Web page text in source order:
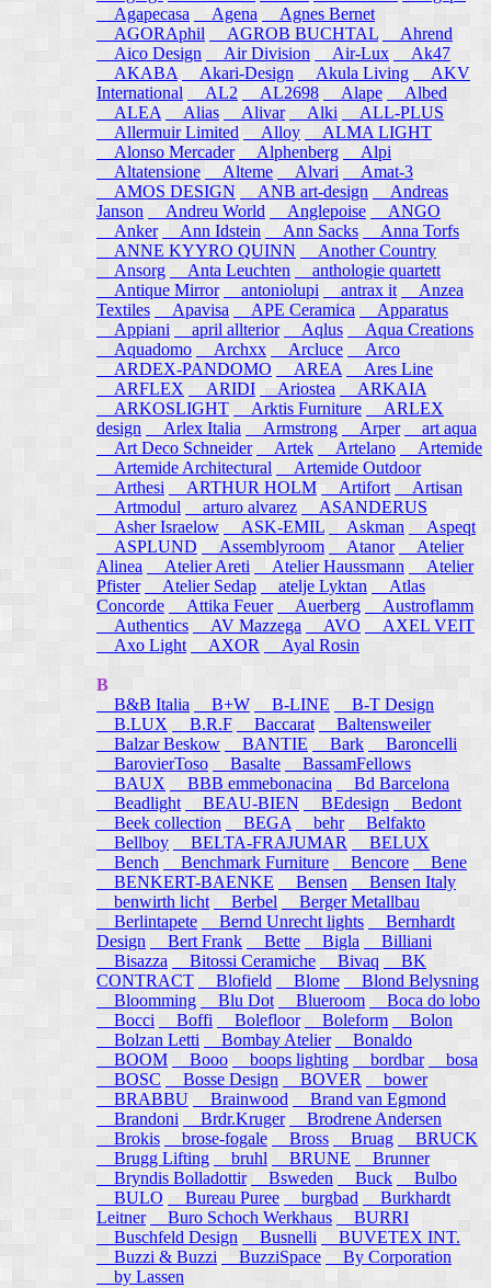
Agapecasa
Agena
Agnes Bernet
AGORAphil
AGROB BUCHTAL
Ahrend
Aico Design
Air Division Air-Lux
Ak47
AKABA
Akari-Design Akula Living
AKV
International
AL2 AL2698 Alape
Albed
ALEA
Alias Alivar Alki
ALL-PLUS
Allermuir Limited
Alloy
ALMA LIGHT
Alonso Mercader
Alphenberg
Alpi
Altatensione
Alteme Alvari
Amat-3
AMOS DESIGN
ANB art-design
Andreas
Janson
Andreu World Anglepoise
ANGO
Anker
Ann Idstein Ann Sacks
Anna Torfs
ANNE KYYRO QUINN
Another Country
Ansorg
Anta Leuchten
anthologie quartett
Antique Mirror
antoniolupi antrax it
Anzea
Textiles
Apavisa APE Ceramica
Apparatus
Appiani
april allterior Aqlus Aqua Creations
Aquadomo
Archxx Arcluce
Arco
ARDEX-PANDOMO
AREA
Ares Line
ARFLEX
ARIDI Ariostea
ARKAIA
ARKOSLIGHT
Arktis Furniture
ARLEX
design
Arlex Italia Armstrong Arper
art aqua
Art Deco Schneider
Artek Artelano
Artemide
Artemide Architectural
Artemide Outdoor
Arthesi
ARTHUR HOLM Artifort
Artisan
Artmodul
arturo alvarez
ASANDERUS
Asher Israelow
ASK-EMIL Askman
Aspeqt
ASPLUND
Assemblyroom Atanor
Atelier
Alinea
Atelier Areti Atelier Haussmann
Atelier
Pfister
Atelier Sedap atelje Lyktan
Atlas
Concorde
Attika Feuer Auerberg
Austroflamm
Authentics
AV Mazzega AVO
AXEL VEIT
Axo Light
AXOR Ayal Rosin
B
B&B Italia
B+W B-LINE
B-T Design
B.LUX
B.R.F Baccarat
Baltensweiler
Balzar Beskow
BANTIE Bark
Baroncelli
BarovierToso
Basalte
BassamFellows
BAUX
BBB emmebonacina
Bd Barcelona
Beadlight
BEAU-BIEN BEdesign
Bedont
Beek collection
BEGA behr
Belfakto
Bellboy
BELTA-FRAJUMAR
BELUX
Bench
Benchmark Furniture Bencore
Bene
BENKERT-BAENKE
Bensen
Bensen Italy
benwirth licht
Berbel
Berger Metallbau
Berlintapete
Bernd Unrecht lights
Bernhardt
Design
Bert Frank Bette Bigla
Billiani
Bisazza
Bitossi Ceramiche Bivaq
BK
CONTRACT
Blofield Blome Blond Belysning
Bloomming
Blu Dot Blueroom
Boca do lobo
Bocci
Boffi Bolefloor Boleform
Bolon
Bolzan Letti
Bombay Atelier
Bonaldo
BOOM
Booo boops lighting bordbar
bosa
BOSC
Bosse Design BOVER
bower
BRABBU
Brainwood
Brand van Egmond
Brandoni
Brdr.Kruger
Brodrene Andersen
Brokis
brose-fogale Bross Bruag
BRUCK
Brugg Lifting
bruhl BRUNE
Brunner
Bryndis Bolladottir
Bsweden Buck
Bulbo
BULO
Bureau Puree burgbad
Burkhardt
Leitner
Buro Schoch Werkhaus
BURRI
Buschfeld Design
Busnelli
BUVETEX INT.
Buzzi & Buzzi
BuzziSpace By Corporation
by Lassen